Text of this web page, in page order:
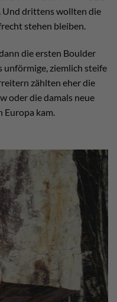
Und drittens wollten die
stehen bleiben.
die ersten Boulder
unförmige, ziemlich steife
zählten eher die
oder die damals neue
Europa kam.